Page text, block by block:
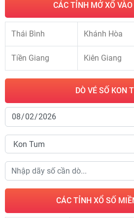
CÁC TỈNH MỞ XỔ
Thái Bình Khánh Hòa
Tiền Giang Kiên Giang
DÒ VÉ SỐ KON
CÁC TỈNH XỔ SỐ